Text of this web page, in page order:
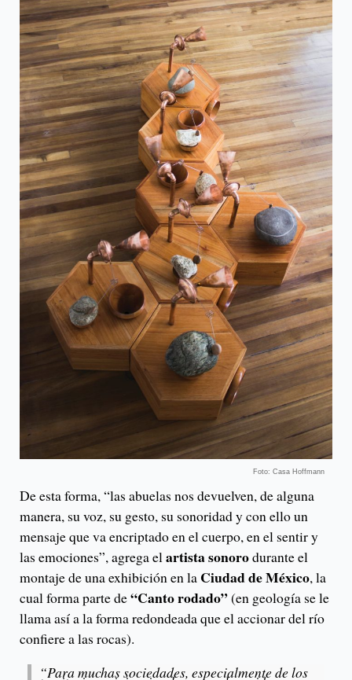
Foto: Casa Hoffmann
De esta forma, “las abuelas nos devuelven, de alguna
manera, su voz, su gesto, su sonoridad y con ello un
mensaje que va encriptado en el cuerpo, en el sentir y
las emociones”, agrega elartista sonorodurante el
montaje de una exhibición en la Ciudad de México, la
cual forma parte de“Canto rodado”(en geología se le
llama así a la forma redondeada que el accionar del río
confiere a las rocas).
“Para muchas sociedades, especialmente de los